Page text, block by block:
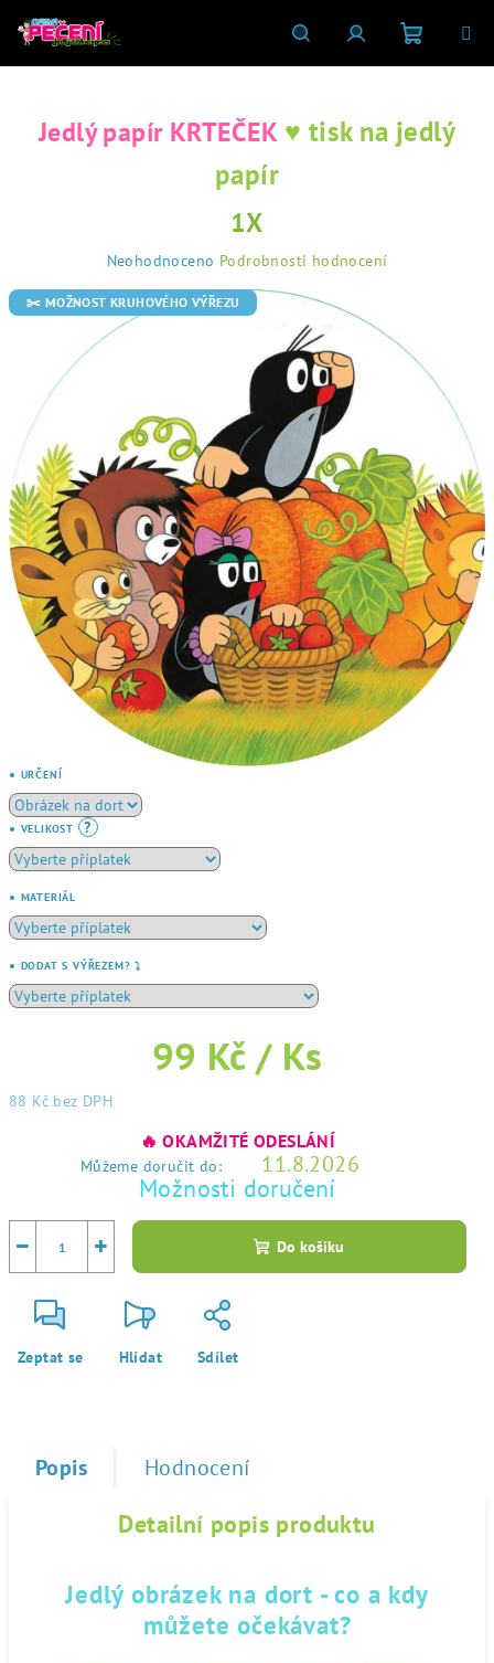
HledatPřihlášeníNákupní
košík
● URČENÍ
● VELIKOST ?
● MATERIÁL
● DODAT S VÝŘEZEM? ⤵️
99 Kč / Ks
88 Kč bez DPH
🔥 OKAMŽITÉ ODESLÁNÍ
Můžeme doručit do: 11.8.2026
Možnosti doručení
+
− Do košíku
Zeptat se Hlídat Sdílet
Jedlý papír KRTEČEK ♥ tisk na jedlý
papír
1X
produktu
hvězdiček.
Neohodnoceno Podrobnosti hodnocení
✂️ MOŽNOST KRUHOVÉHO VÝŘEZU
Popis Hodnocení
Detailní popis produktu
Jedlý obrázek na dort - co a kdy
můžete očekávat?